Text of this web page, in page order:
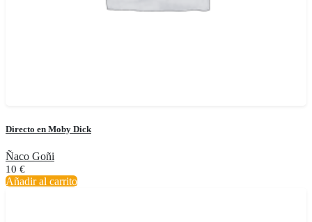
Directo en Moby Dick
Ñaco Goñi
10 €
Añadir al carrito